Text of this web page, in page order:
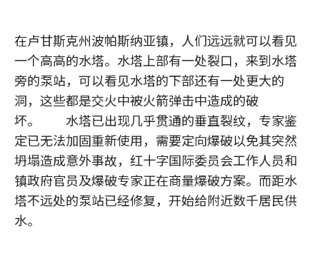
在卢甘斯克州波帕斯纳亚镇，人们远远就可以看见
一个高高的水塔。水塔上部有一处裂口，来到水塔
旁的泵站，可以看见水塔的下部还有一处更大的
洞，这些都是交火中被火箭弹击中造成的破
坏。 水塔已出现几乎贯通的垂直裂纹，专家鉴
定已无法加固重新使用，需要定向爆破以免其突然
坍塌造成意外事故，红十字国际委员会工作人员和
镇政府官员及爆破专家正在商量爆破方案。而距水
塔不远处的泵站已经修复，开始给附近数千居民供
水。